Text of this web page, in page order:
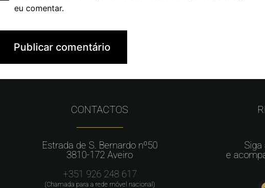
eu comentar.
CONTACTOS
Estrada de S. Bernardo nº50
3810-172 Aveiro
+351 926 248 617
(Chamada para a rede móvel nacional)
e